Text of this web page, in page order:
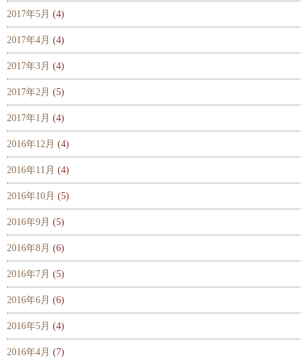
2017年5月 (4)
2017年4月 (4)
2017年3月 (4)
2017年2月 (5)
2017年1月 (4)
2016年12月 (4)
2016年11月 (4)
2016年10月 (5)
2016年9月 (5)
2016年8月 (6)
2016年7月 (5)
2016年6月 (6)
2016年5月 (4)
2016年4月 (7)